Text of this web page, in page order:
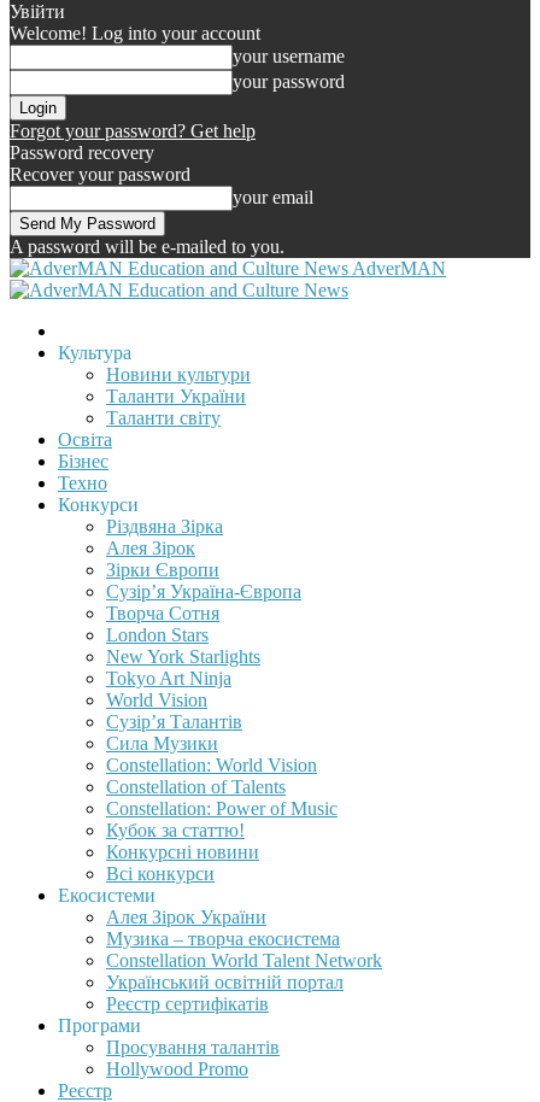
Увійти
Welcome! Log into your account
your username
your password
Forgot your password? Get help
Password recovery
Recover your password
your email
A password will be e-mailed to you.
AdverMAN
Культура
Новини культури
Таланти України
Таланти світу
Освіта
Бізнес
Техно
Конкурси
Різдвяна Зірка
Алея Зірок
Зірки Європи
Сузір’я Україна-Європа
Творча Сотня
London Stars
New York Starlights
Tokyo Art Ninja
World Vision
Сузір’я Талантів
Сила Музики
Constellation: World Vision
Constellation of Talents
Constellation: Power of Music
Кубок за статтю!
Конкурсні новини
Всі конкурси
Екосистеми
Алея Зірок України
Музика – творча екосистема
Constellation World Talent Network
Український освітній портал
Реєстр сертифікатів
Програми
Просування талантів
Hollywood Promo
Реєстр